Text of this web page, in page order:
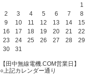
1
2
3 4 5 6 7
8
9
10 11 12 13 14
15
16
17 18 19 20 21
22
23
24 25 26 27 28
29
30
31
【田中無線電機.COM営業日】
○上記カレンダー通り